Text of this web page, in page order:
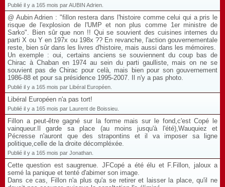
Publié il y a 165 mois par AUBIN Adrien.
@ Aubin Adrien : "fillon restera dans l'histoire comme celui qui a pris le
risque de l'explosion de l'UMP et non plus comme 1er ministre de
Sarko". Bien sûr que non !! Qui se souvient des cuisines internes du
parti X ou Y en 197x ou 198x ?? En revanche, l'action gouvernementale
reste, bien sûr dans les livres d'histoire, mais aussi dans les mémoires.
Un exemple : oui, certains anciens se souviennent du coup bas de
Chirac à Chaban en 1974 au sein du parti gaulliste, mais on ne se
souvient pas de Chirac pour celà, mais bien pour son gouvernement
1986-88 et pour sa présidence 1995-2007. Il n'y a pas photo.
Publié il y a 165 mois par Libéral Européen.
Libéral Européen n'a pas tort!
Publié il y a 165 mois par Laurent de Boissieu.
Fillon a peut-être gagné sur la forme mais sur le fond,c'est Copé le
vainqueur.Il garde sa place (au moins jusqu'à l'été),Wauquiez et
Pécresse n'auront que des strapontins et il va imposer sa ligne
politique,celle de la droite décompléxée.
Publié il y a 165 mois par Jonathan.
Cette question est saugrenue. JFCopé a été élu et F.Fillon, jaloux a
semé la panique et tenté d'abimer son image.
Dans ce cas, Fillon n'a plus qu'a se retirer et laisser la place, qu'il ne